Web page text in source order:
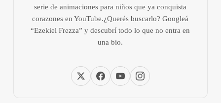
serie de animaciones para niños que ya conquista
corazones en YouTube.¿Querés buscarlo? Googleá
“Ezekiel Frezza” y descubrí todo lo que no entra en
una bio.